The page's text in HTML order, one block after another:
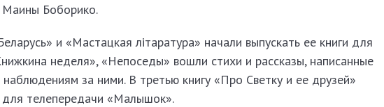
Маины Боборико.
и «Мастацкая лiтаратура» начали выпускать ее книги для
неделя», «Непоседы» вошли стихи и рассказы, написанные
за ними. В третью книгу «Про Светку и ее друзей»
для телепередачи «Малышок».